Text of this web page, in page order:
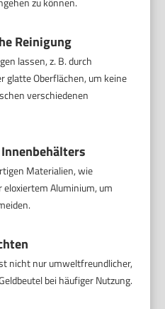
Reinigung
lassen, z. B. durch
glatte Oberflächen, um keine
verschiedenen
Materialien, wie
Aluminium, um
nicht nur umweltfreundlicher,
bei häufiger Nutzung.